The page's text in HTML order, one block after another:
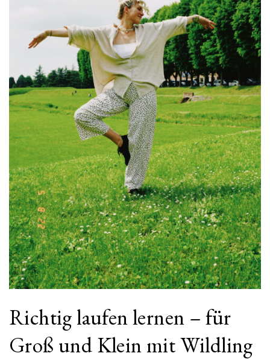
Richtig laufen lernen – für
Groß und Klein mit Wildling